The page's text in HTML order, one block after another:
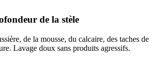
de la stèle
de la mousse, du calcaire, des taches de
Lavage doux sans produits agressifs.